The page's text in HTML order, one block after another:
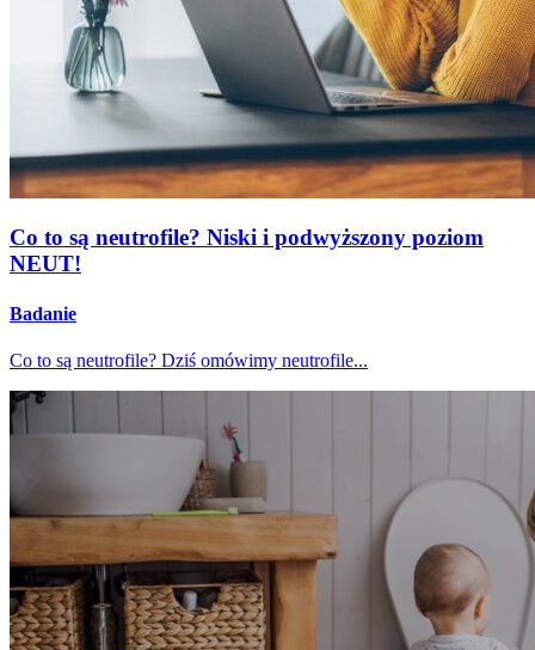
Co to są neutrofile? Niski i podwyższony poziom
NEUT!
Badanie
Co to są neutrofile? Dziś omówimy neutrofile...